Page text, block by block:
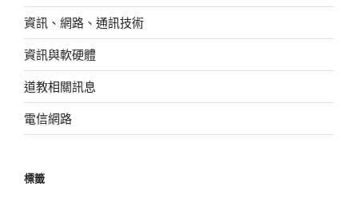
資訊、網路、通訊技術
資訊與軟硬體
道教相關訊息
電信網路
標籤